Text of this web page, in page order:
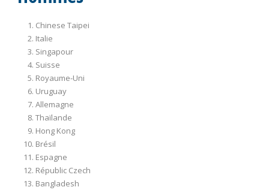
Chinese Taipei
Italie
Singapour
Suisse
Royaume-Uni
Uruguay
Allemagne
Thaïlande
Hong Kong
Brésil
Espagne
Républic Czech
Bangladesh